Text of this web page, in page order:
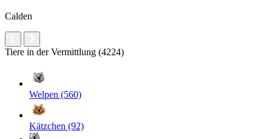
Calden
Tiere in der Vermittlung (4224)
Welpen (560)
Kätzchen (92)